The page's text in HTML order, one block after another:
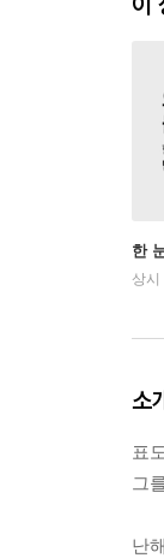
한
상시
소
표
그
난